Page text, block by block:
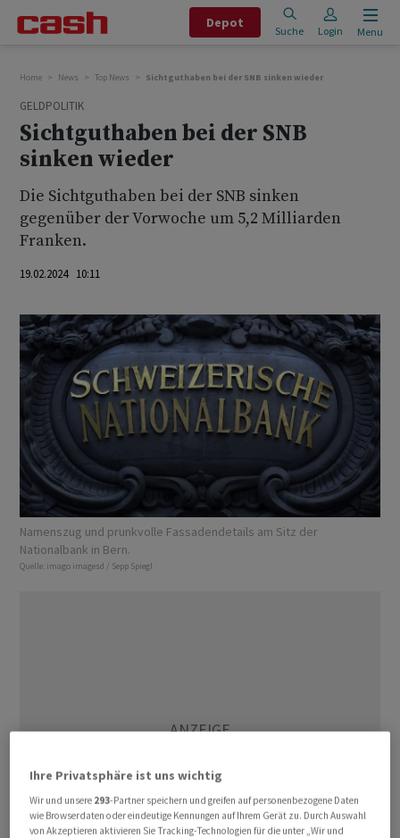
Depot
Suche Login Menu
Home News Top News Sichtguthaben bei der SNB sinken wieder
GELDPOLITIK
Sichtguthaben bei der SNB
sinken wieder
Die Sichtguthaben bei der SNB sinken
gegenüber der Vorwoche um 5,2 Milliarden
Franken.
19.02.2024 10:11
Namenszug und prunkvolle Fassadendetails am Sitz der
Nationalbank in Bern.
Quelle: imago imagesd / Sepp Spiegl
Ihre Privatsphäre ist uns wichtig
Wir und unsere 293-Partner speichern und greifen auf personenbezogene Daten
wie Browserdaten oder eindeutige Kennungen auf Ihrem Gerät zu. Durch Auswahl
von Akzeptieren aktivieren Sie Tracking-Technologien für die unter „Wir und